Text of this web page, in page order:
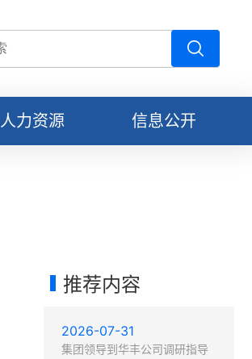
人力资源
教育培训
信息公开
推荐内容
2026-07-31
集团领导到华丰公司调研指导